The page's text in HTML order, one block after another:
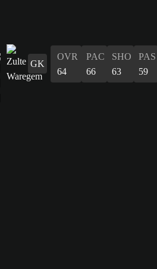
GK
OVR
64
PAC
66
SHO
63
PAS
59